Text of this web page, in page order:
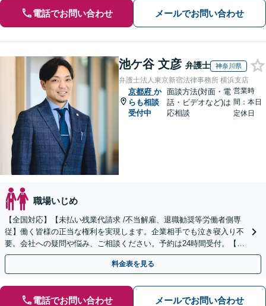
電話でお問い合わせ メールでお問い合わせ
池ケ谷 文彦 弁護士 神奈川県
弁護士法人東京新宿法律事務所 横浜支店
京都府 か
らも相談
受付中
面談方法(対面・電
話・ビデオなど)は
応相談
営業時
間：本日
定休日
職場いじめ
【全国対応】【未払い残業代請求 /不当解雇、退職勧奨等労働者側専
従】働く皆様の正当な権利を実現します。企業相手でも泣き寝入り不
要。会社への疑問や悩み、ご相談ください。予約は24時間受付。【初
回面談無料】【夜間・休日対応可】
料金表を見る
電話でお問い合わせ メールでお問い合わせ